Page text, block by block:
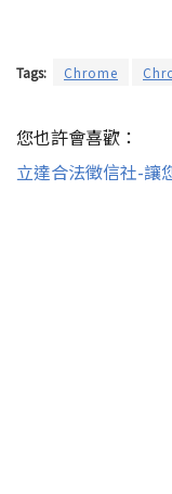
Tags: Chrome
您也許會喜歡：
立達合法徵信社-讓